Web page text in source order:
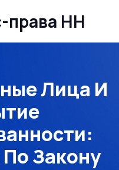
права НН
Лица И
Закону